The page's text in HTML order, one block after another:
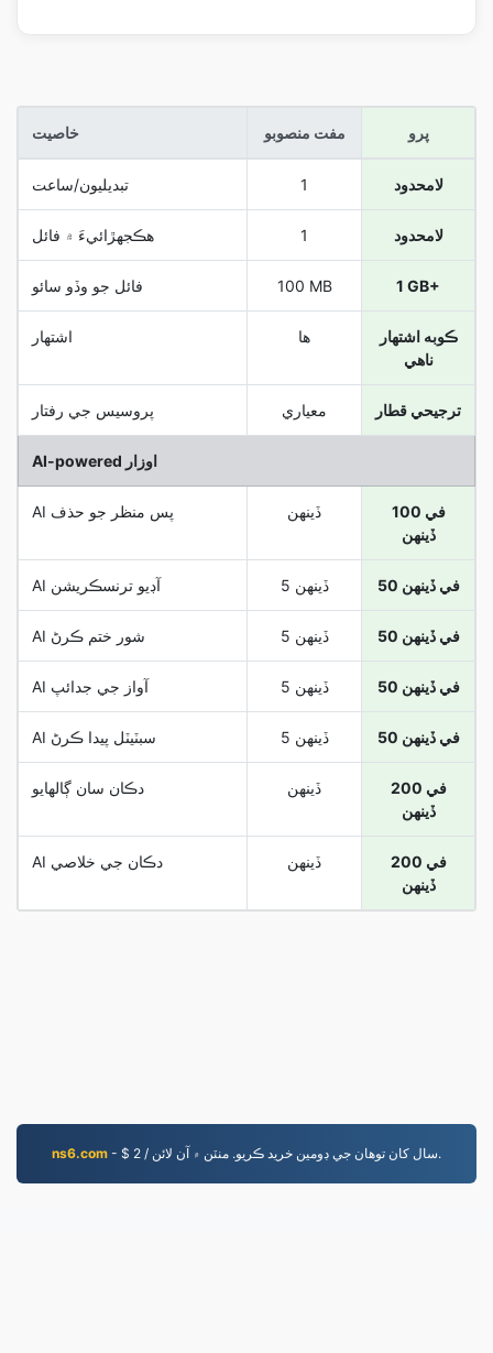
خاصيت مفت منصوبو پرو
تبديليون/ساعت 1 لامحدود
هڪجهڙائيءَ ۾ فائل 1 لامحدود
فائل جو وڏو سائو 100 MB 1 GB+
اشتهار ها
ڪوبه اشتهار
ناهي
پروسيس جي رفتار معياري ترجيحي قطار
AI-powered اوزار
AI پس منظر جو حذف ڏينهن
100 في
ڏينھن
AI آڊيو ترنسڪريشن 5 ڏينهن 50 في ڏينھن
AI شور ختم ڪرڻ 5 ڏينهن 50 في ڏينھن
AI آواز جي جدائپ 5 ڏينهن 50 في ڏينھن
AI سبٽيٽل پيدا ڪرڻ 5 ڏينهن 50 في ڏينھن
دڪان سان ڳالھايو ڏينهن
200 في
ڏينھن
AI دڪان جي خلاصي ڏينهن
200 في
ڏينھن
ns6.com - $ 2 / سال کان توهان جي ڊومين خريد ڪريو. منٽن ۾ آن لائن.